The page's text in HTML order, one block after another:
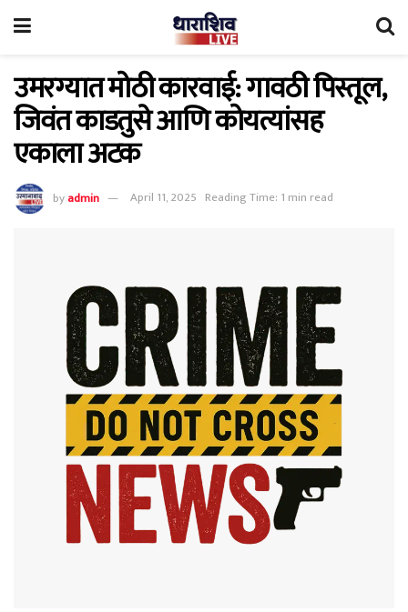
उमरग्यात मोठी कारवाई: गावठी पिस्तूल,
जिवंत काडतुसे आणि कोयत्यांसह
एकाला अटक
byadmin April 11, 2025 Reading Time: 1 min read